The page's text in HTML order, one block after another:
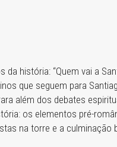
história: “Quem vai a
que seguem para
além dos debates
os elementos pré-
na torre e a culminação